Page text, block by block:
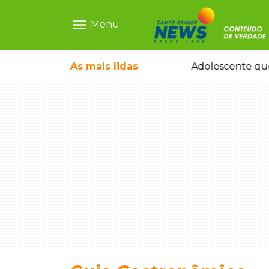
menu Menu
As mais lidas
ruas em temporal no interior Adolescente